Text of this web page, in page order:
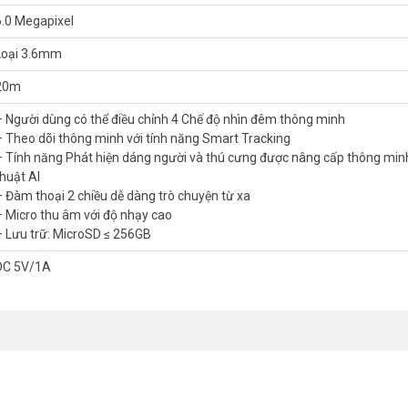
và có độ phân giải 3MP + 3MP là bản nâng cấp cho camera iMOU
Với tính năng giám sát trực tiếp với độ nét cao QHD 3K và các tính
ngóc ngách trong nhà bạn được bao phủ hoàn toàn. Nó hỗ trợ bốn
Ranger Dual 6MP IPC-S2XP-6M0WED
Megapixel
3.6mm
Người dùng có thể điều chỉnh 4 Chế độ nhìn đêm thông minh
Theo dõi thông minh với tính năng Smart Tracking
Tính năng Phát hiện dáng người và thú cưng được nâng cấp thông
AI
Đàm thoại 2 chiều dễ dàng trò chuyện từ xa
Micro thu âm với độ nhạy cao
Lưu trữ: MicroSD ≤ 256GB
5V/1A